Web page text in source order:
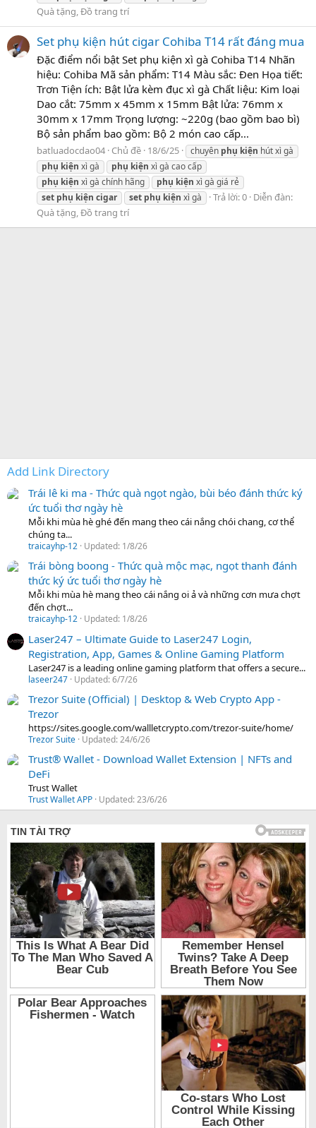
Quà tặng, Đồ trang trí
Set phụ kiện hút cigar Cohiba T14 rất đáng mua
Đặc điểm nổi bật Set phụ kiện xì gà Cohiba T14 Nhãn
hiệu: Cohiba Mã sản phẩm: T14 Màu sắc: Đen Họa tiết:
Trơn Tiện ích: Bật lửa kèm đục xì gà Chất liệu: Kim loại
Dao cắt: 75mm x 45mm x 15mm Bật lửa: 76mm x
30mm x 17mm Trọng lượng: ~220g (bao gồm bao bì)
Bộ sản phẩm bao gồm: Bộ 2 món cao cấp...
batluadocdao04 Chủ đề 18/6/25 chuyên phụ kiện hút xì gà
phụ kiện xì gà phụ kiện xì gà cao cấp
phụ kiện xì gà chính hãng phụ kiện xì gà giá rẻ
set phụ kiện cigar set phụ kiện xì gà Trả lời: 0 Diễn đàn:
Quà tặng, Đồ trang trí
Add Link Directory
Trái lê ki ma - Thức quà ngọt ngào, bùi béo đánh thức ký
ức tuổi thơ ngày hè
Mỗi khi mùa hè ghé đến mang theo cái nắng chói chang, cơ thể
chúng ta...
traicayhp-12 Updated: 1/8/26
Trái bòng boong - Thức quà mộc mạc, ngọt thanh đánh
thức ký ức tuổi thơ ngày hè
Mỗi khi mùa hè mang theo cái nắng oi ả và những cơn mưa chợt
đến chợt...
traicayhp-12 Updated: 1/8/26
Laser247 – Ultimate Guide to Laser247 Login,
Registration, App, Games & Online Gaming Platform
Laser247 is a leading online gaming platform that offers a secure...
laseer247 Updated:6/7/26
Trezor Suite (Official) | Desktop & Web Crypto App -
Trezor
https://sites.google.com/wallletcrypto.com/trezor-suite/home/
Trezor Suite Updated:24/6/26
Trust® Wallet - Download Wallet Extension | NFTs and
DeFi
Trust Wallet
Trust Wallet APP Updated:23/6/26